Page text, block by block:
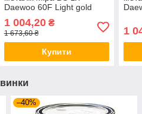
Daewoo 60F Light gold
1 004,20₴
1 673,60 ₴
Купити
1
–40%